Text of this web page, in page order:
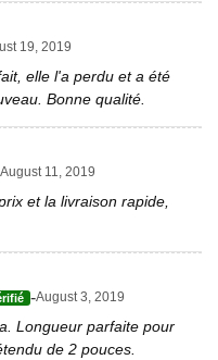
19, 2019
elle l'a perdu et a été
Bonne qualité.
August 11, 2019
et la livraison rapide,
-August 3, 2019
Longueur parfaite pour
de 2 pouces.